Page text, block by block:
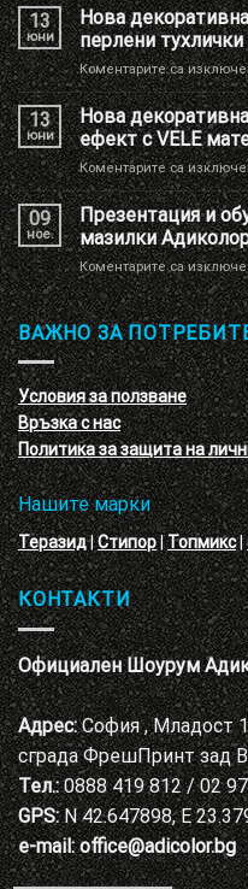
13
юни
Нова
перлени тухлички
Коментарите са
13
юни
Нова
ефект с VELE
Коментарите са
09
ное.
Презентация и
мазилки
Коментарите са
ВАЖНО ЗА
Условия за ползване
Връзка с нас
Политика за защита на
Нашите марки
Теразид|Стипор|Топмикс|
КОНТАКТИ
Официален Шоурум
Адрес:София , Младост
сграда ФрешПринт зад
Тел.:0888 419 812 / 02
GPS:N 42.647898, E
e-mail: office@adicolor.bg